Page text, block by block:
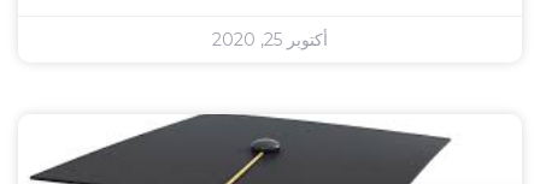
أكتوبر 25, 2020